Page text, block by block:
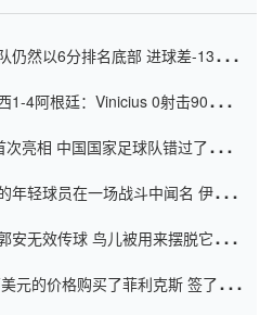
仍然以6分排名底部 进球差-13令人
1-4阿根廷：Vinicius 0射击90分钟
亮相 中国国家足球队错过了世界
年轻球员在一场战斗中闻名 伊万放
安无效传球 鸟儿被用来摆脱它
元的价格购买了菲利克斯 签了7年